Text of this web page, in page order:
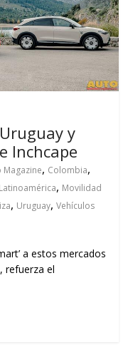
y
Inchcape
Magazine, Colombia,
Latinoamérica, Movilidad
, Uruguay,Vehículos
a estos mercados
refuerza el